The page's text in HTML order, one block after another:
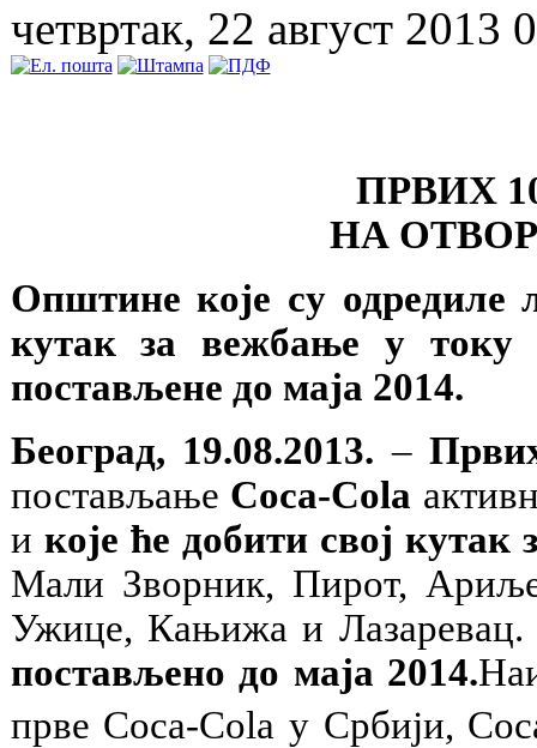
четвртак, 22 август 2013
ПРВИХ
НА
Општине које су одредиле
кутак за вежбање у току
постављене до маја 2014.
Београд, 19.08.2013. –
постављање Coca-Cola
и које ће добити свој
Мали Зворник, Пирот,
Ужице, Кањижа и Лазаревац.
постављено до маја 2014.
прве Coca-Cola у Србији,